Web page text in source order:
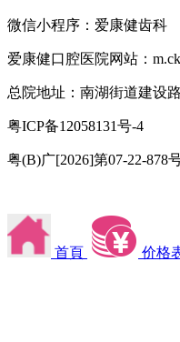
微信小程序：爱康健齿科
爱康健口腔医院网站：
总院地址：南湖街道建设
粤ICP备12058131号-4
粤(B)广[2026]第07-22-878
首頁 价格